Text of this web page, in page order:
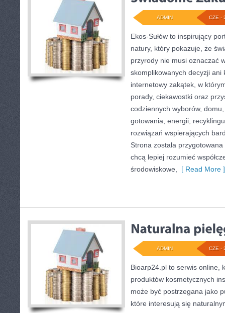
CZE -
ADMIN
Ekos-Sułów to inspirujący
natury, który pokazuje, że
przyrody nie musi oznaczać
skomplikowanych decyzji ani
internetowy zakątek, w
porady, ciekawostki oraz
codziennych wyborów,
gotowania, energii,
rozwiązań wspierających
Strona została
chcą lepiej rozumieć
środowiskowe,
[ Read More ]
CZE -
ADMIN
Bioarp24.pl to serwis online,
produktów kosmetycznych
może być postrzegana jako
które interesują się